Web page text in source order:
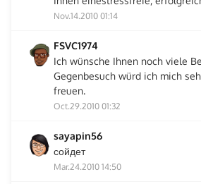
Nov.14.2010 01:14
FSVC1974
Ich wünsche Ihnen noch viele
Gegenbesuch würd ich mich
freuen.
Oct.29.2010 01:32
sayapin56
сойдет
Mar.24.2010 14:50